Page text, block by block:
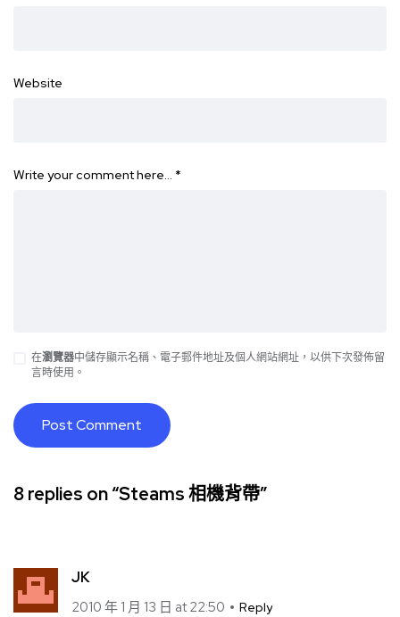
Website
Write your comment here… *
在瀏覽器中儲存顯示名稱、電子郵件地址及個人網站網址，以供下次發佈留
言時使用。
8 replies on “Steams 相機背帶”
JK
2010 年 1 月 13 日 at 22:50 Reply